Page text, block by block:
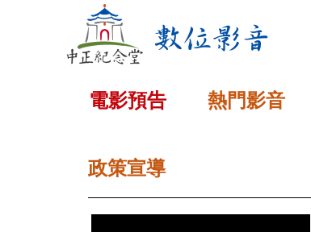
電影預告 熱門影音
政策宣導